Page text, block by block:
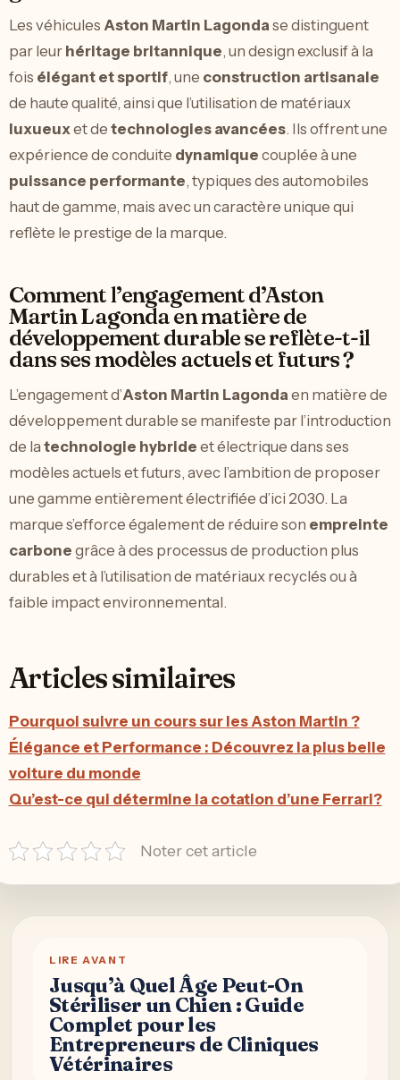
Les véhicules Aston Martin Lagondase distinguent
par leur héritage britannique, un design exclusif à la
fois élégant et sportif, une construction artisanale
de haute qualité, ainsi que l’utilisation de matériaux
luxueuxet de technologies avancées. Ils offrent une
expérience de conduite dynamique couplée à une
puissance performante, typiques des automobiles
haut de gamme, mais avec un caractère unique qui
reflète le prestige de la marque.
Comment l’engagement d’Aston
Martin Lagonda en matière de
développement durable se reflète-t-il
dans ses modèles actuels et futurs ?
L’engagement d’Aston Martin Lagonda en matière de
développement durable se manifeste par l’introduction
de la technologie hybride et électrique dans ses
modèles actuels et futurs, avec l’ambition de proposer
une gamme entièrement électrifiée d’ici 2030. La
marque s’efforce également de réduire son empreinte
carbone grâce à des processus de production plus
durables et à l’utilisation de matériaux recyclés ou à
faible impact environnemental.
Articles similaires
Pourquoi suivre un cours sur les Aston Martin ?
Élégance et Performance : Découvrez la plus belle
voiture du monde
Qu’est-ce qui détermine la cotation d’une Ferrari?
Noter cet article
LIRE AVANT
Jusqu’à Quel Âge Peut-On
Stériliser un Chien : Guide
Complet pour les
Entrepreneurs de Cliniques
Vétérinaires